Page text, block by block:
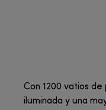
Con 1200 vatios
iluminada y una